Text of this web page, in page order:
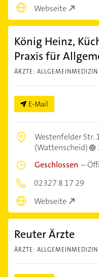
Webseite
König Heinz,
Praxis für
ÄRZTE: ALLGEMEINMEDIZIN
E-Mail
Westenfelder Str.
(Wattenscheid)
Geschlossen –
02327 8 17 29
Webseite
Reuter Ärzte
ÄRZTE: ALLGEMEINMEDIZIN